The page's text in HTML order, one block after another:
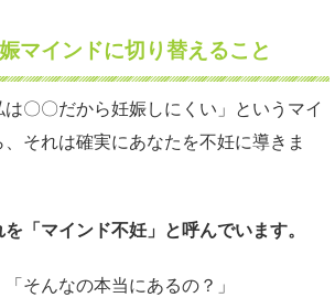
マインドに切り替えること
〇〇だから妊娠しにくい」というマイ
それは確実にあなたを不妊に導きま
「マインド不妊」と呼んでいます。
「そんなの本当にあるの？」